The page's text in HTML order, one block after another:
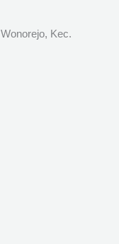
Kec.